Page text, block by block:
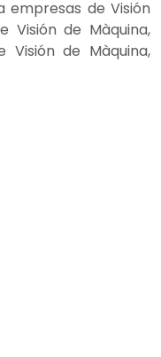
empresas de Visión
Visión de Màquina,
Visión de Màquina,